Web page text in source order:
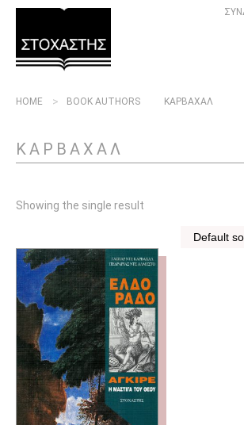
HOME BOOK AUTHORS ΚΑΡΒΑΧΑΛ
ΚΑΡΒΑΧΑΛ
Showing the single result